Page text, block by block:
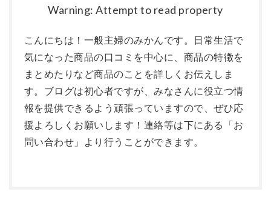
Warning: Attempt to read property
こんにちは！一般主婦のみかんです。日常生活で
気になった商品の口コミを中心に、商品の特徴を
まとめたりなど商品のことを詳しくお伝えしま
す。ブログは初心者ですが、みなさんに役立つ情
報を提供できるよう頑張っていますので、ぜひ応
援よろしくお願いします！連絡等は下にある「お
問い合わせ」より行うことができます。